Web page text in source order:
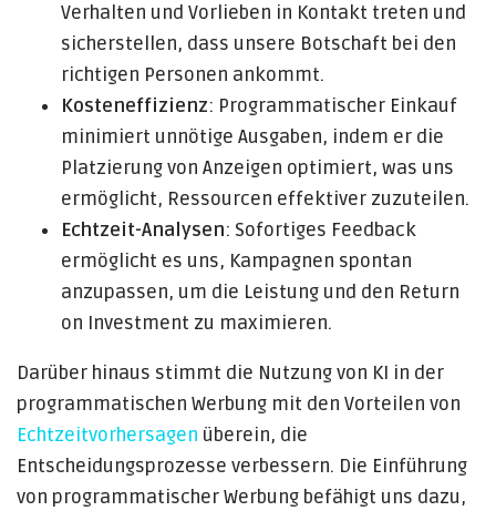
Verhalten und Vorlieben in Kontakt treten und
sicherstellen, dass unsere Botschaft bei den
richtigen Personen ankommt.
Kosteneffizienz: Programmatischer Einkauf
minimiert unnötige Ausgaben, indem er die
Platzierung von Anzeigen optimiert, was uns
ermöglicht, Ressourcen effektiver zuzuteilen.
Echtzeit-Analysen: Sofortiges Feedback
ermöglicht es uns, Kampagnen spontan
anzupassen, um die Leistung und den Return
on Investment zu maximieren.
Darüber hinaus stimmt die Nutzung von KI in der
programmatischen Werbung mit den Vorteilen von
Echtzeitvorhersagen überein, die
Entscheidungsprozesse verbessern. Die Einführung
von programmatischer Werbung befähigt uns dazu,